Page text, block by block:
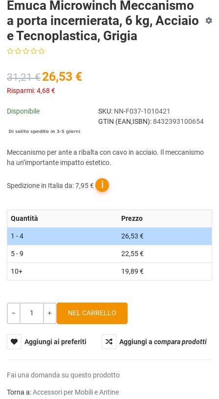
Emuca Microwinch Meccanismo
a porta incernierata, 6 kg, Acciaio
e Tecnoplastica, Grigia
31,21 €26,53 €
Risparmi:4,68 €
Disponibile SKU: NN-F037-1010421
GTIN (EAN,ISBN): 8432393100654
Meccanismo per ante a ribalta con cavo in acciaio. Il meccanismo
ha un’importante impatto estetico.
Spedizione in Italia da: 7,95 € ℹ
Quantità Prezzo
1 - 4 26,53 €
5 - 9 22,55 €
10+ 19,89 €
Quantità
Aggiungi ai preferiti Aggiungi acompara prodotti
Fai una domanda su questo prodotto
Torna a:Accessori per Mobili e Antine